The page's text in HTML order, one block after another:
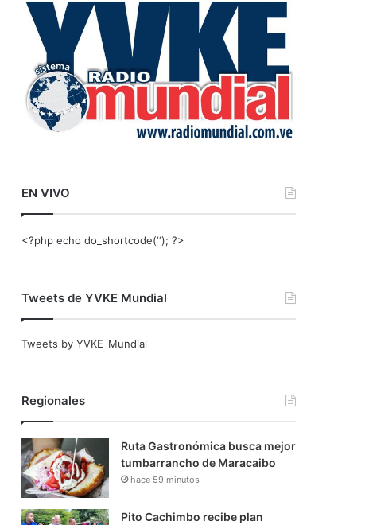
r
EN VIVO
<?php echo do_shortcode(‘‘); ?>
Tweets de YVKE Mundial
Tweets by YVKE_Mundial
Regionales
Ruta Gastronómica busca mejor
tumbarrancho de Maracaibo
hace 59 minutos
Pito Cachimbo recibe plan